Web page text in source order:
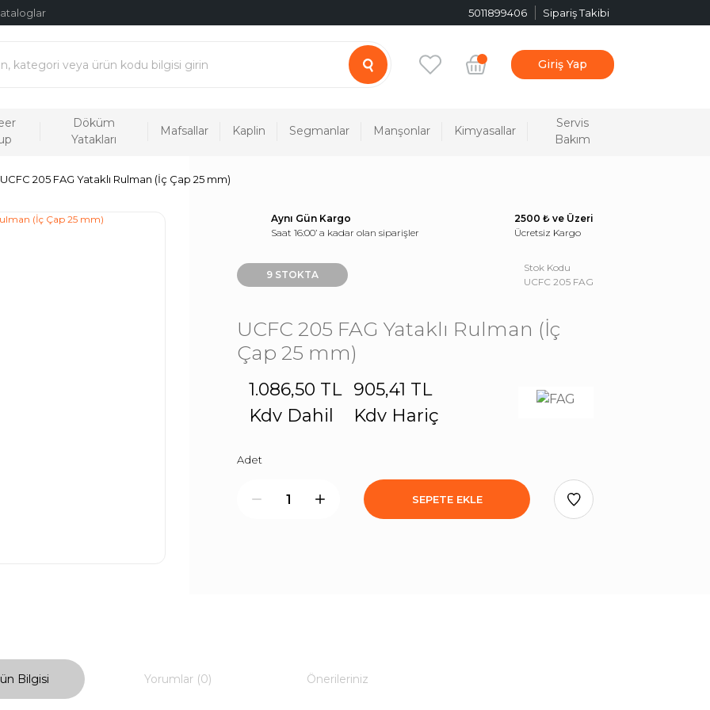
5011899406 Sipariş Takibi
Giriş Yap
Döküm
Yatakları
Mafsallar Kaplin Segmanlar Manşonlar Kimyasallar
Servis
Bakım
UCFC 205 FAG Yataklı Rulman (İç Çap 25 mm)
Aynı Gün Kargo
Saat 16:00’ a kadar olan siparişler
2500 ₺ ve Üzeri
Ücretsiz Kargo
9 STOKTA
Stok Kodu
UCFC 205 FAG
UCFC 205 FAG Yataklı Rulman (İç
Çap 25 mm)
1.086,50 TL
Kdv Dahil
905,41 TL
Kdv Hariç
Adet
SEPETE EKLE
Bilgisi Yorumlar (0) Önerileriniz